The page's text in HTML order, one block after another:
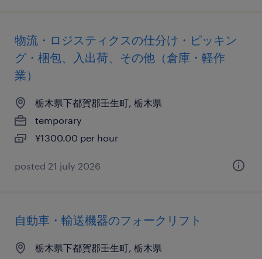
物流・ロジスティクスの仕分け・ピッキン
グ・梱包、入出荷、その他（倉庫・軽作
業）
栃木県下都賀郡壬生町, 栃木県
temporary
¥1300.00 per hour
posted 21 july 2026
自動車・輸送機器のフォークリフト
栃木県下都賀郡壬生町, 栃木県